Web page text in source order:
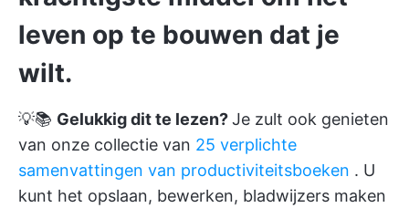
leven op te bouwen dat je
wilt.
💡📚 Gelukkig dit te lezen?Je zult ook genieten
van onze collectie van 25 verplichte
samenvattingen van productiviteitsboeken . U
kunt het opslaan, bewerken, bladwijzers maken